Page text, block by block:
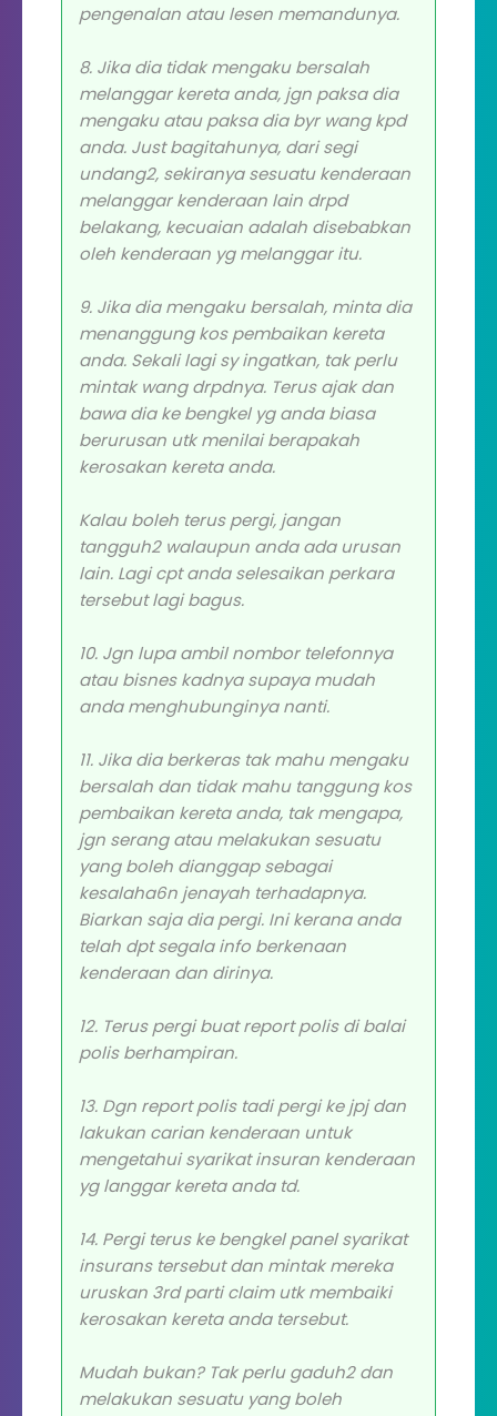
pengenalan atau lesen memandunya.
8. Jika dia tidak mengaku bersalah
melanggar kereta anda, jgn paksa dia
mengaku atau paksa dia byr wang kpd
anda. Just bagitahunya, dari segi
undang2, sekiranya sesuatu kenderaan
melanggar kenderaan lain drpd
belakang, kecuaian adalah disebabkan
oleh kenderaan yg melanggar itu.
9. Jika dia mengaku bersalah, minta dia
menanggung kos pembaikan kereta
anda. Sekali lagi sy ingatkan, tak perlu
mintak wang drpdnya. Terus ajak dan
bawa dia ke bengkel yg anda biasa
berurusan utk menilai berapakah
kerosakan kereta anda.
Kalau boleh terus pergi, jangan
tangguh2 walaupun anda ada urusan
lain. Lagi cpt anda selesaikan perkara
tersebut lagi bagus.
10. Jgn lupa ambil nombor telefonnya
atau bisnes kadnya supaya mudah
anda menghubunginya nanti.
11. Jika dia berkeras tak mahu mengaku
bersalah dan tidak mahu tanggung kos
pembaikan kereta anda, tak mengapa,
jgn serang atau melakukan sesuatu
yang boleh dianggap sebagai
kesalaha6n jenayah terhadapnya.
Biarkan saja dia pergi. Ini kerana anda
telah dpt segala info berkenaan
kenderaan dan dirinya.
12. Terus pergi buat report polis di balai
polis berhampiran.
13. Dgn report polis tadi pergi ke jpj dan
lakukan carian kenderaan untuk
mengetahui syarikat insuran kenderaan
yg langgar kereta anda td.
14. Pergi terus ke bengkel panel syarikat
insurans tersebut dan mintak mereka
uruskan 3rd parti claim utk membaiki
kerosakan kereta anda tersebut.
Mudah bukan? Tak perlu gaduh2 dan
melakukan sesuatu yang boleh